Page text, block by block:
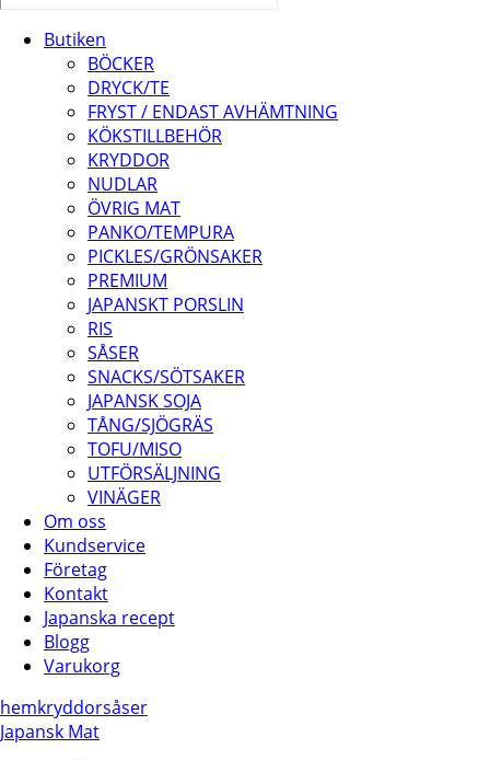
Butiken
BÖCKER
DRYCK/TE
FRYST / ENDAST AVHÄMTNING
KÖKSTILLBEHÖR
KRYDDOR
NUDLAR
ÖVRIG MAT
PANKO/TEMPURA
PICKLES/GRÖNSAKER
PREMIUM
JAPANSKT PORSLIN
RIS
SÅSER
SNACKS/SÖTSAKER
JAPANSK SOJA
TÅNG/SJÖGRÄS
TOFU/MISO
UTFÖRSÄLJNING
VINÄGER
Om oss
Kundservice
Företag
Kontakt
Japanska recept
Blogg
Varukorg
hemkryddorsåser
Japansk Mat